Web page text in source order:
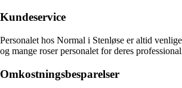
Kundeservice
Personalet hos Normal i Stenløse er altid
og mange roser personalet for deres
Omkostningsbesparelser